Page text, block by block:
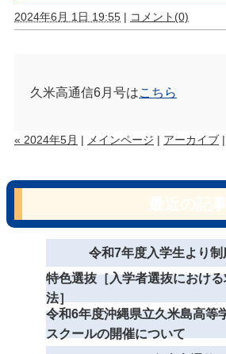
2024年6月 1日 19:55 | コメント(0)
久米高通信6月号はこちら
« 2024年5月 | メインページ | アーカイブ |
令和7年度入学生より
特色選抜［入学者選抜におけ
法］
令和6年度沖縄県立久米島高等
スクールの開催について